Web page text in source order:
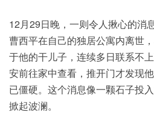
12月29日晚，一则令人揪心的消
曹西平在自己的独居公寓内离世
于他的干儿子，连续多日联系不
安前往家中查看，推开门才发现
已僵硬。这个消息像一颗石子投
掀起波澜。